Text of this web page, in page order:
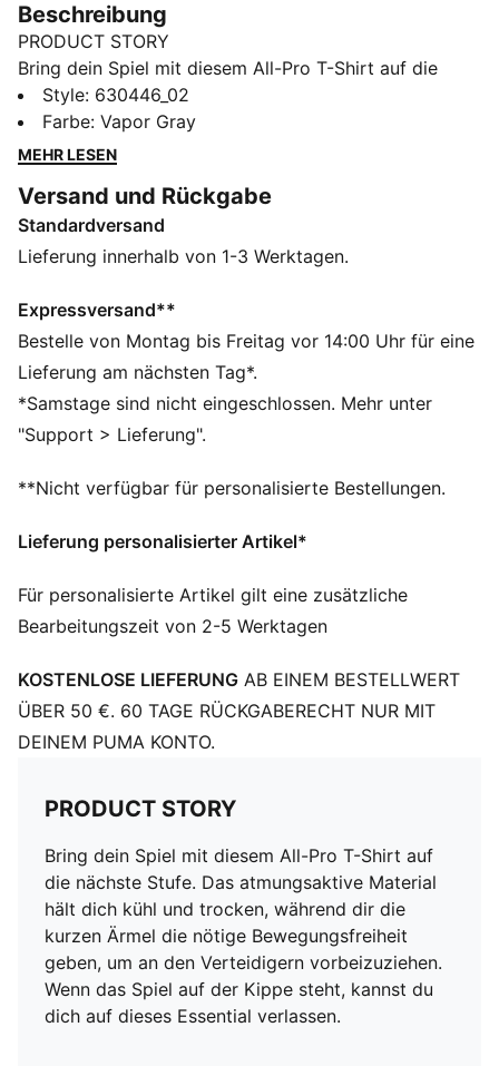
Beschreibung
PRODUCT STORY
Bring dein Spiel mit diesem All-Pro T-Shirt auf die
nächste Stufe. Das atmungsaktive Material hält dich
kühl und trocken, während dir die kurzen Ärmel die
nötige Bewegungsfreiheit geben, um an den
Kippe steht, kannst du dich auf dieses Essential
verlassen.
FEATURES + VORTEILE
vom Körper ableitet und dafür sorgt, dass du beim
Training schweißfrei bleibst
Hergestellt aus mindestens 50 % recycelten
Materialien
DETAILS
Regular Fit
Rundhalsausschnitt
PUMA Branding-Details
Style: 630446_02
Farbe: Vapor Gray
MEHR LESEN
Versand und Rückgabe
Standardversand
Lieferung innerhalb von 1-3 Werktagen.
Expressversand**
Bestelle von Montag bis Freitag vor 14:00 Uhr für eine
Lieferung am nächsten Tag*.
*Samstage sind nicht eingeschlossen. Mehr unter
"Support > Lieferung".
**Nicht verfügbar für personalisierte Bestellungen.
Lieferung personalisierter Artikel*
Für personalisierte Artikel gilt eine zusätzliche
Bearbeitungszeit von 2-5 Werktagen
KOSTENLOSE LIEFERUNG AB EINEM BESTELLWERT
ÜBER 50 €. 60 TAGE RÜCKGABERECHT NUR MIT
DEINEM PUMA KONTO.
PRODUCT STORY
Bring dein Spiel mit diesem All-Pro T-Shirt auf
die nächste Stufe. Das atmungsaktive Material
hält dich kühl und trocken, während dir die
kurzen Ärmel die nötige Bewegungsfreiheit
geben, um an den Verteidigern vorbeizuziehen.
Wenn das Spiel auf der Kippe steht, kannst du
dich auf dieses Essential verlassen.